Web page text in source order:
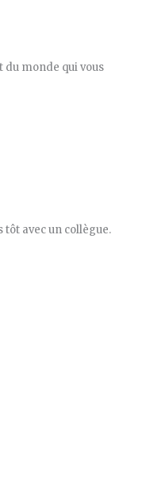
du monde qui vous
tôt avec un collègue.